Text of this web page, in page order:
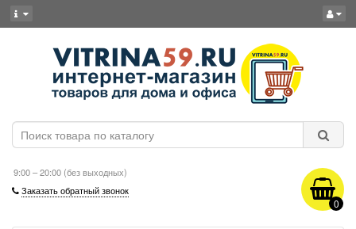
9:00 – 20:00 (без выходных)
Заказать обратный звонок
0